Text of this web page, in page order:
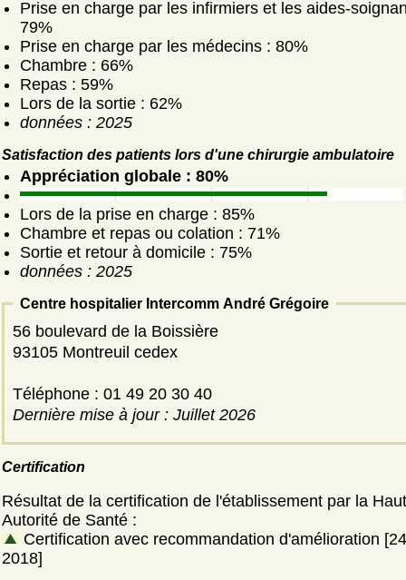
Prise en charge par les infirmiers et les aides-
79%
Prise en charge par les médecins : 80%
Chambre : 66%
Repas : 59%
Lors de la sortie : 62%
données : 2025
Satisfaction des patients lors d'une chirurgie ambulatoire
Appréciation globale : 80%
Lors de la prise en charge : 85%
Chambre et repas ou colation : 71%
Sortie et retour à domicile : 75%
données : 2025
Centre hospitalier Intercomm André Grégoire
56 boulevard de la Boissière
93105 Montreuil cedex
Téléphone : 01 49 20 30 40
Dernière mise à jour : Juillet 2026
Certification
Résultat de la certification de l'établissement par la
Autorité de Santé :
Certification avec recommandation d'amélioration
2018]